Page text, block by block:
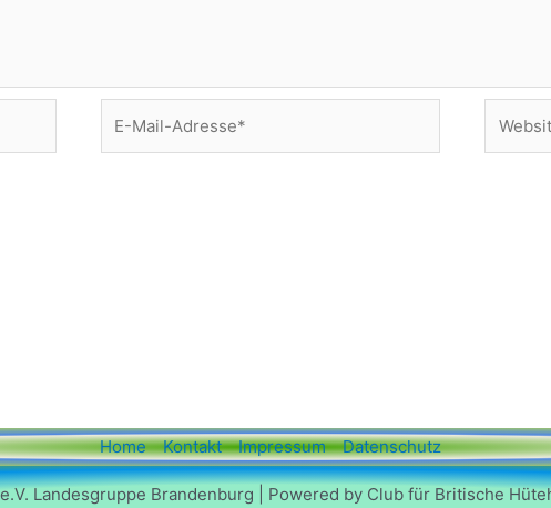
Mail-
Home Kontakt Impressum Datenschutz
Landesgruppe Brandenburg | Powered by Club für Britische